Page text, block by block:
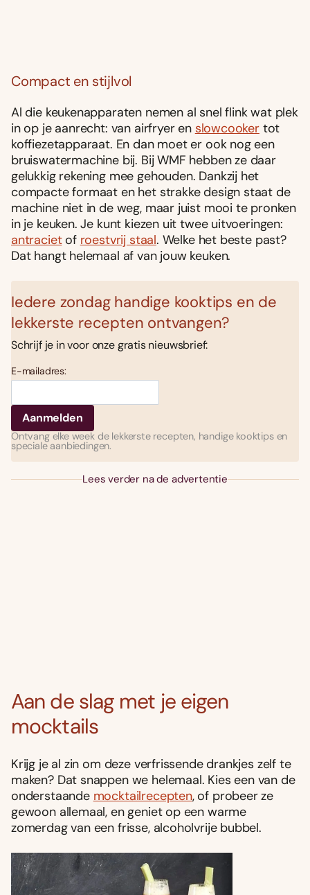
Compact en stijlvol
Al die keukenapparaten nemen al snel flink wat plek
in op je aanrecht: van airfryer en slowcookertot
koffiezetapparaat. En dan moet er ook nog een
bruiswatermachine bij. Bij WMF hebben ze daar
gelukkig rekening mee gehouden. Dankzij het
compacte formaat en het strakke design staat de
machine niet in de weg, maar juist mooi te pronken
in je keuken. Je kunt kiezen uit twee uitvoeringen:
antracietof roestvrij staal. Welke het beste past?
Dat hangt helemaal af van jouw keuken.
Iedere zondag handige kooktips en de
lekkerste recepten ontvangen?
Schrijf je in voor onze gratis nieuwsbrief:
E-mailadres:
Ontvang elke week de lekkerste recepten, handige kooktips en
speciale aanbiedingen.
Lees verder na de advertentie
Aan de slag met je eigen
mocktails
Krijg je al zin om deze verfrissende drankjes zelf te
maken? Dat snappen we helemaal. Kies een van de
onderstaande mocktailrecepten, of probeer ze
gewoon allemaal, en geniet op een warme
zomerdag van een frisse, alcoholvrije bubbel.